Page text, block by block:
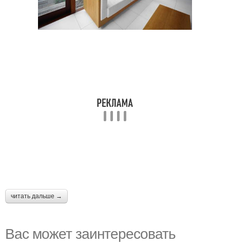
читать дальше →
Вас может заинтересовать